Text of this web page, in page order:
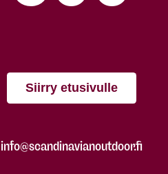
Siirry etusivulle
info@scandinavianoutdoor.fi